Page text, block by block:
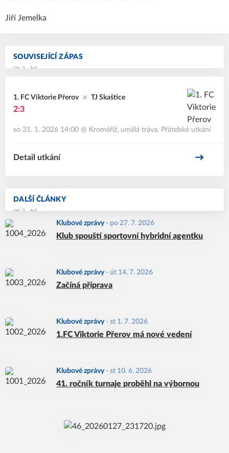
SOUVISEJÍCÍ ZÁPAS
1. FC Viktorie Přerov TJ Skaštice
2:3
so 31. 1. 2026 14:00 @ Kroměříž, umělá tráva, Přátelské utkání
Detail utkání
DALŠÍ ČLÁNKY
Klubové zprávy- po 27. 7. 2026
Klub spouští sportovní hybridní agentku
Klubové zprávy- út 14. 7. 2026
Začíná příprava
Klubové zprávy- st 1. 7. 2026
1.FC Viktorie Přerov má nové vedení
Klubové zprávy- st 10. 6. 2026
41. ročník turnaje proběhl na výbornou
Jiří Jemelka